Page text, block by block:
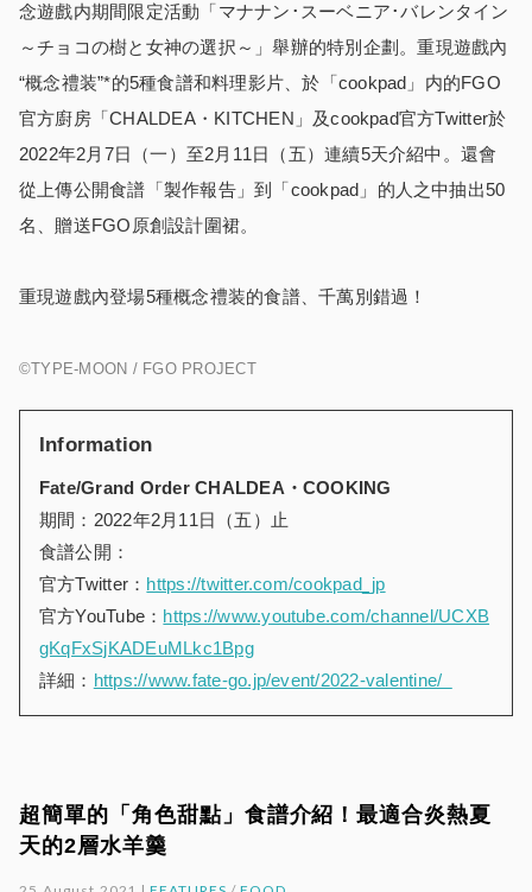
念遊戲内期間限定活動「マナナン･スーベニア･バレンタイン
～チョコの樹と女神の選択～」舉辦的特別企劃。重現遊戲內
“概念禮装”*的5種食譜和料理影片、於「cookpad」内的FGO
官方廚房「CHALDEA・KITCHEN」及cookpad官方Twitter於
2022年2月7日（一）至2月11日（五）連續5天介紹中。還會
從上傳公開食譜「製作報告」到「cookpad」的人之中抽出50
名、贈送FGO原創設計圍裙。
重現遊戲內登場5種概念禮装的食譜、千萬別錯過！
©TYPE-MOON / FGO PROJECT
Information
Fate/Grand Order CHALDEA ・COOKING
期間：2022年2月11日（五）止
食譜公開：
官方Twitter： https://twitter.com/cookpad_jp
官方YouTube： https://www.youtube.com/channel/UCXB
gKqFxSjKADEuMLkc1Bpg
詳細： https://www.fate-go.jp/event/2022-valentine/
超簡單的「角色甜點」食譜介紹！最適合炎熱夏
天的2層水羊羹